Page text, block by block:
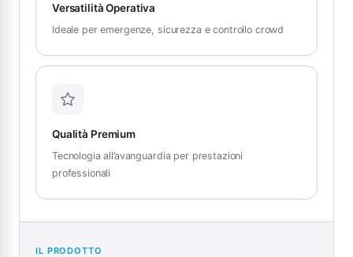
Versatilità Operativa
Ideale per emergenze, sicurezza e controllo crowd
Qualità Premium
Tecnologia all’avanguardia per prestazioni
professionali
IL PRODOTTO